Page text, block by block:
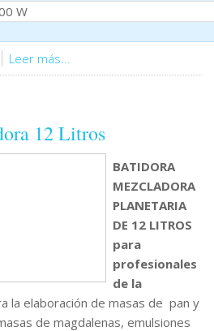
W
Leer más...
12 Litros
BATIDORA
MEZCLADORA
PLANETARIA
DE 12 LITROS
para
profesionales
de la
la elaboración de masas de pan y
de magdalenas, emulsiones